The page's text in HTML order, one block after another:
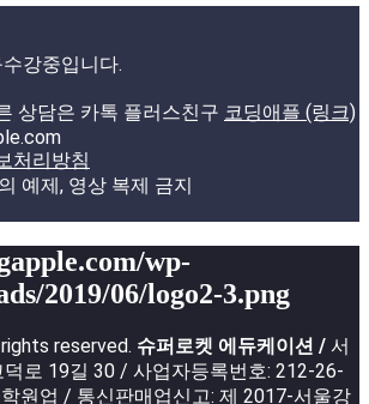
강중입니다.
상담은 카톡 플러스친구 코딩애플 (링크)
처리방침
예제, 영상 복제 금지
wp-
2019/06/logo2-3.png
reserved. 슈퍼로켓 에듀케이션 / 서
로 19길 30 / 사업자등록번호: 212-26-
원업 / 통신판매업신고: 제 2017-서울강